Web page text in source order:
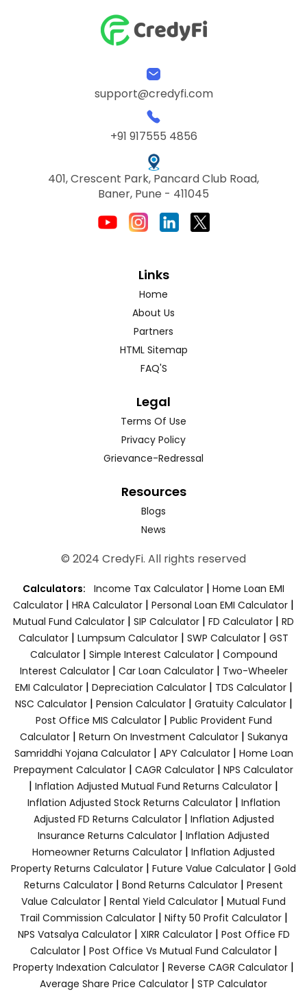
support@credyfi.com
+91 917555 4856
401, Crescent Park, Pancard Club Road,
Baner, Pune - 411045
Links
Home
About Us
Partners
HTML Sitemap
FAQ'S
Legal
Terms Of Use
Privacy Policy
Grievance-Redressal
Resources
Blogs
News
© 2024 CredyFi. All rights reserved
Calculators: Income Tax Calculator | Home Loan EMI
Calculator | HRA Calculator | Personal Loan EMI Calculator |
Mutual Fund Calculator | SIP Calculator | FD Calculator | RD
Calculator | Lumpsum Calculator | SWP Calculator | GST
Calculator| Simple Interest Calculator| Compound
Interest Calculator| Car Loan Calculator| Two-Wheeler
EMI Calculator| Depreciation Calculator| TDS Calculator|
NSC Calculator| Pension Calculator| Gratuity Calculator|
Post Office MIS Calculator| Public Provident Fund
Calculator| Return On Investment Calculator| Sukanya
Samriddhi Yojana Calculator| APY Calculator| Home Loan
Prepayment Calculator | CAGR Calculator | NPS Calculator
| Inflation Adjusted Mutual Fund Returns Calculator |
Inflation Adjusted Stock Returns Calculator| Inflation
Adjusted FD Returns Calculator| Inflation Adjusted
Insurance Returns Calculator | Inflation Adjusted
Homeowner Returns Calculator | Inflation Adjusted
Property Returns Calculator | Future Value Calculator | Gold
Returns Calculator | Bond Returns Calculator | Present
Value Calculator | Rental Yield Calculator | Mutual Fund
Trail Commission Calculator| Nifty 50 Profit Calculator|
NPS Vatsalya Calculator| XIRR Calculator| Post Office FD
Calculator| Post Office Vs Mutual Fund Calculator|
Property Indexation Calculator | Reverse CAGR Calculator |
Average Share Price Calculator | STP Calculator